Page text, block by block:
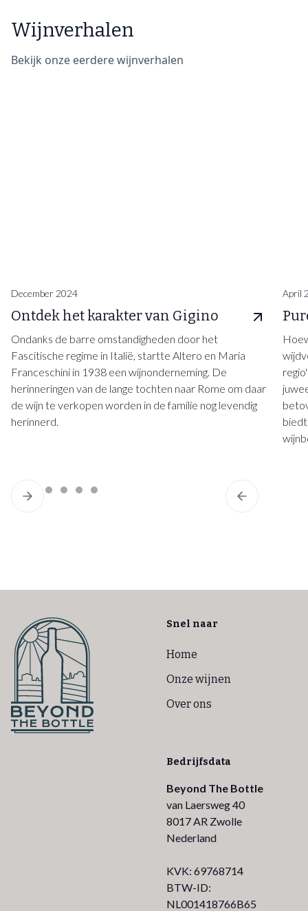
Wijnverhalen
Bekijk onze eerdere wijnverhalen
December 2024
Ontdek het karakter van Gigino
Ondanks de barre omstandigheden door het
Fascitische regime in Italië, startte Altero en Maria
Franceschini in 1938 een wijnonderneming. De
herinneringen van de lange tochten naar Rome om daar
de wijn te verkopen worden in de familie nog levendig
herinnerd.
April
Snel naar
Home
Onze wijnen
Over ons
Bedrijfsdata
Beyond The Bottle
van Laersweg 40
8017 AR Zwolle
Nederland
KVK: 69768714
BTW-ID:
NL001418766B65